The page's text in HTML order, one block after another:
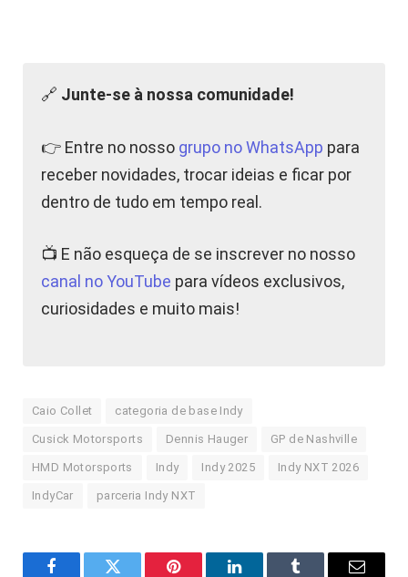
🔗 Junte-se à nossa comunidade!
👉 Entre no nosso grupo no WhatsApp para
receber novidades, trocar ideias e ficar por
dentro de tudo em tempo real.
📺 E não esqueça de se inscrever no nosso
canal no YouTube para vídeos exclusivos,
curiosidades e muito mais!
Caio Collet categoria de base Indy
Cusick Motorsports Dennis Hauger GP de Nashville
HMD Motorsports Indy Indy 2025 Indy NXT 2026
IndyCar parceria Indy NXT